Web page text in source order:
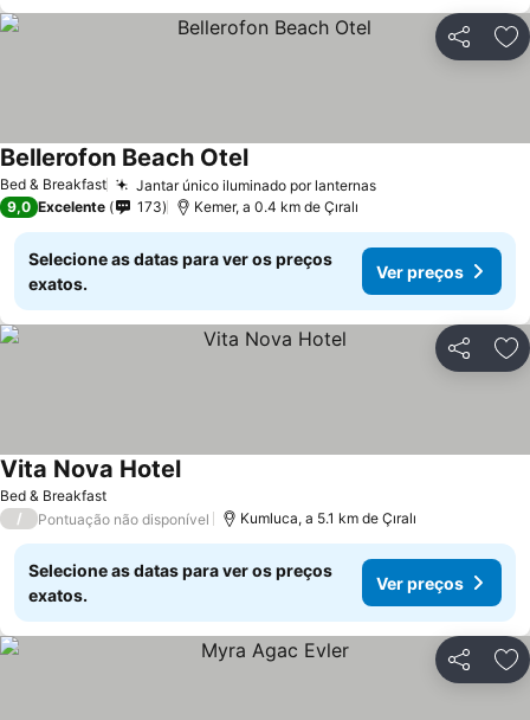
Partilhar
Bed & Breakfast Jantar único iluminado por lanternasVer preços
Bellerofon Beach OtelVer preços
9,0 Excelente 173 Kemer, a 0.4 km de Çıralı
Selecione as datas para ver os preços
exatos.
Ver preços
Partilhar
Bed & Breakfast
Vita Nova HotelVer preços
/ Pontuação não disponível Kumluca, a 5.1 km de Çıralı
Selecione as datas para ver os preços
exatos.
Ver preços
Partilhar